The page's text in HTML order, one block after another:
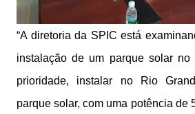
“A diretoria da SPIC está
instalação de um parque solar
prioridade, instalar no Rio
parque solar, com uma potência de